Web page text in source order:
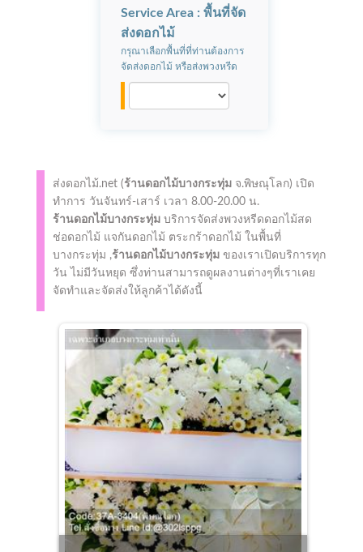
Service Area : พื้นที่จัด
ส่งดอกไม้
กรุณาเลือกพื้นที่ที่ท่านต้องการ
จัดส่งดอกไม้ หรือส่งพวงหรีด
ส่งดอกไม้.net (ร้านดอกไม้บางกระทุ่มจ.พิษณุโลก) เปิด
ทำการ วันจันทร์-เสาร์ เวลา 8.00-20.00 น.
ร้านดอกไม้บางกระทุ่มบริการจัดส่งพวงหรีดดอกไม้สด
ช่อดอกไม้ แจกันดอกไม้ ตระกร้าดอกไม้ ในพื้นที่
บางกระทุ่ม ,ร้านดอกไม้บางกระทุ่มของเราเปิดบริการทุก
วัน ไม่มีวันหยุด ซึ่งท่านสามารถดูผลงานต่างๆที่เราเคย
จัดทำและจัดส่งให้ลูกค้าได้ดังนี้